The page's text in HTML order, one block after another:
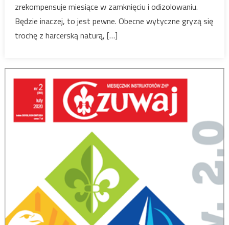
zrekompensuje miesiące w zamknięciu i odizolowaniu.
Będzie inaczej, to jest pewne. Obecne wytyczne gryzą się
trochę z harcerską naturą, […]